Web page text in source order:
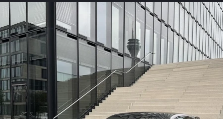
CADILLAC
INFINITI
CORVETTE
MASERATI
TESLA
BENTLEY